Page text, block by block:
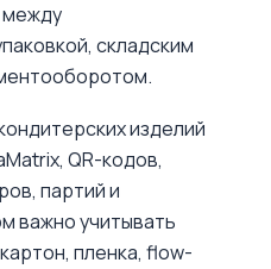
между
складским
изделий
QR-кодов,
партий и
важно учитывать
пленка, flow-